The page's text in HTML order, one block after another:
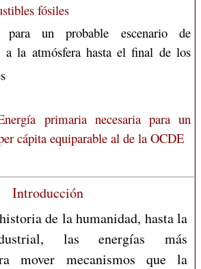
fósiles
para un probable escenario de
a la atmósfera hasta el final de los
primaria necesaria para un
cápita equiparable al de la OCDE
Introducción
de la humanidad, hasta la
las energías más
mover mecanismos que la